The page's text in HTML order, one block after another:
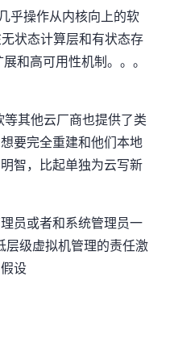
乎操作从内核向上的软
状态计算层和有状态存
和高可用性机制。。。
其他云厂商也提供了类
要完全重建和他们本地
智，比起单独为云写新
员或者和系统管理员一
层级虚拟机管理的责任激
设